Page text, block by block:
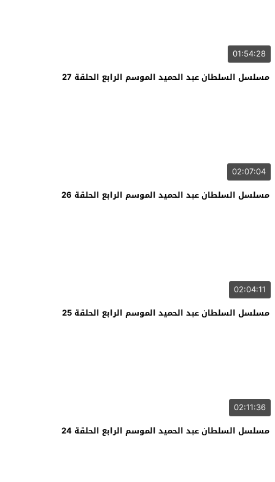
01:54:28
مسلسل السلطان عبد الحميد الموسم الرابع الحلقة 27
02:07:04
مسلسل السلطان عبد الحميد الموسم الرابع الحلقة 26
02:04:11
مسلسل السلطان عبد الحميد الموسم الرابع الحلقة 25
02:11:36
مسلسل السلطان عبد الحميد الموسم الرابع الحلقة 24